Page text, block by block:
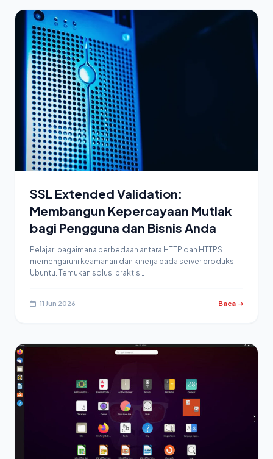
SSL Extended Validation:
Membangun Kepercayaan Mutlak
bagi Pengguna dan Bisnis Anda
Pelajari bagaimana perbedaan antara HTTP dan HTTPS
memengaruhi keamanan dan kinerja pada server produksi
Ubuntu. Temukan solusi praktis…
11 Jun 2026 Baca